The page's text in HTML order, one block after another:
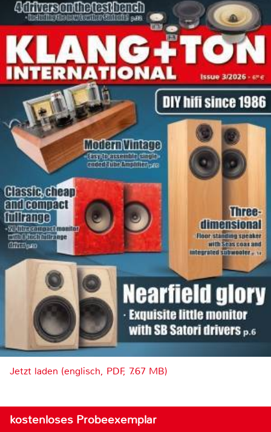
Jetzt laden (englisch, PDF, 7.67 MB)
kostenloses Probeexemplar